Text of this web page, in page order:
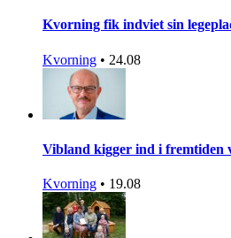
Kvorning fik indviet sin
Kvorning • 24.08
Vibland kigger ind i fremtiden
Kvorning • 19.08